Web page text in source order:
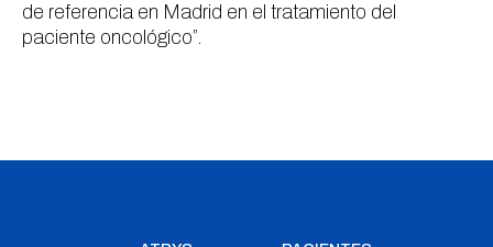
de referencia en Madrid en el tratamiento del
paciente oncológico”.